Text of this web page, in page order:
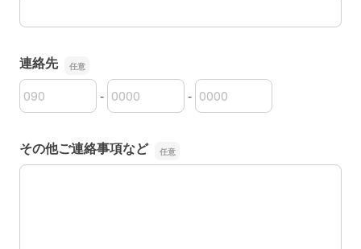
連絡先
連絡先の市外局番
-
連絡先の市内局番 -
連絡先の加入者番号
その他ご連絡事項など
その他ご連絡事項など